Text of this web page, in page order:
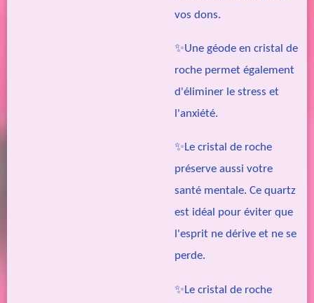
vos dons.
✨Une géode en cristal de
roche permet également
d'éliminer le stress et
l'anxiété.
✨Le cristal de roche
préserve aussi votre
santé mentale. Ce quartz
est idéal pour éviter que
l'esprit ne dérive et ne se
perde.
✨Le cristal de roche